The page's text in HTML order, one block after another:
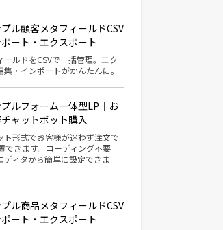
ル顧客メタフィールドCSV
ート・エクスポート
ールドをCSVで一括管理。エク
集・インポートがかんたんに。
ルフォーム一体型LP｜お
ャットボット購入
ト形式でお客様が迷わず注文で
できます。コーディング不要
ディタから簡単に設定できま
ル商品メタフィールドCSV
ート・エクスポート